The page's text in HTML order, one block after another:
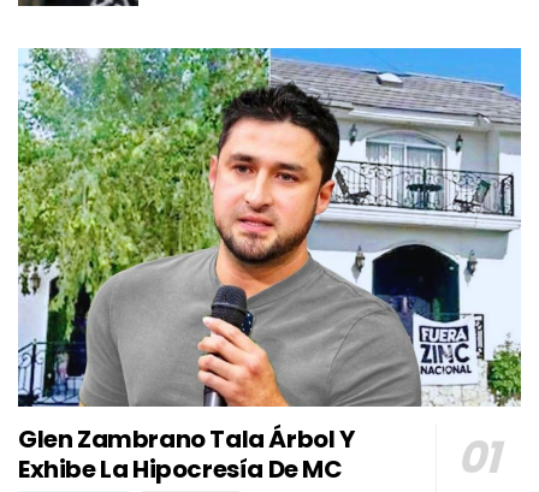
Glen Zambrano Tala Árbol Y
Exhibe La Hipocresía De MC